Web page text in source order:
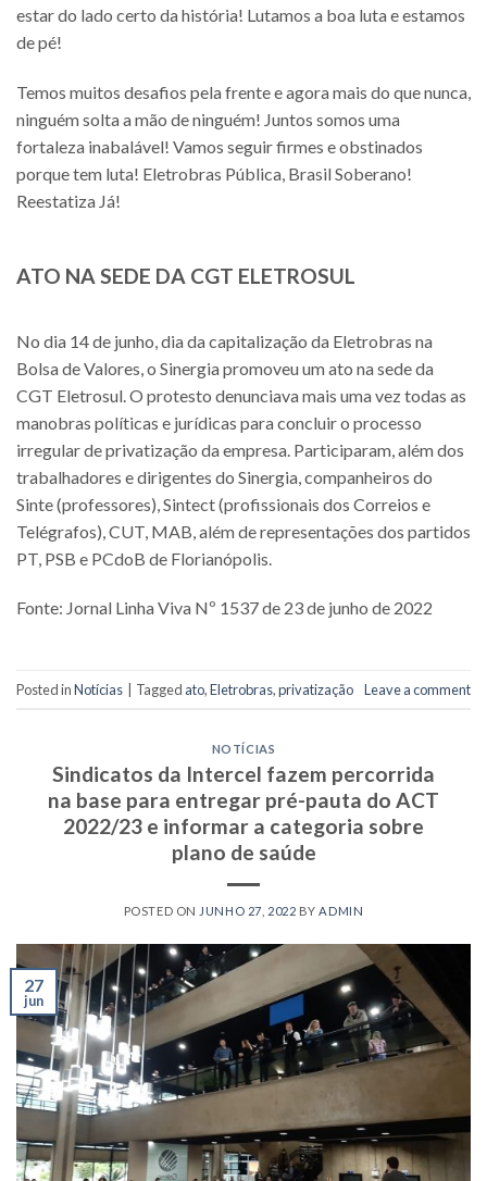
estar do lado certo da história! Lutamos a boa luta e estamos
de pé!
Temos muitos desafios pela frente e agora mais do que nunca,
ninguém solta a mão de ninguém! Juntos somos uma
fortaleza inabalável! Vamos seguir firmes e obstinados
porque tem luta! Eletrobras Pública, Brasil Soberano!
Reestatiza Já!
ATO NA SEDE DA CGT ELETROSUL
No dia 14 de junho, dia da capitalização da Eletrobras na
Bolsa de Valores, o Sinergia promoveu um ato na sede da
CGT Eletrosul. O protesto denunciava mais uma vez todas as
manobras políticas e jurídicas para concluir o processo
irregular de privatização da empresa. Participaram, além dos
trabalhadores e dirigentes do Sinergia, companheiros do
Sinte (professores), Sintect (profissionais dos Correios e
Telégrafos), CUT, MAB, além de representações dos partidos
PT, PSB e PCdoB de Florianópolis.
Fonte: Jornal Linha Viva Nº 1537 de 23 de junho de 2022
Posted inNotícias | Tagged ato,Eletrobras,privatização Leave a comment
NOTÍCIAS
Sindicatos da Intercel fazem percorrida
na base para entregar pré-pauta do ACT
2022/23 e informar a categoria sobre
plano de saúde
POSTED ON JUNHO 27, 2022 BYADMIN
27
jun